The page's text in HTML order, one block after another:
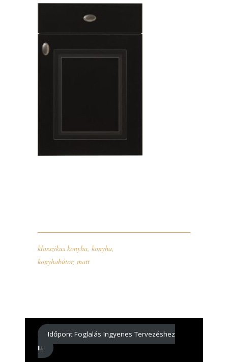
klasszikus konyha konyha
konyhabútor, matt
Időpont Foglalás Ingyenes Tervezéshez
Itt